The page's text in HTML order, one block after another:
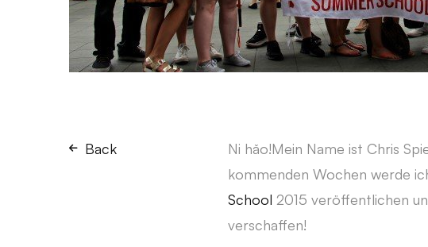
Back
Ni hǎo!Mein Name ist Chris
kommenden Wochen werde
School 2015 veröffentlichen
verschaffen!